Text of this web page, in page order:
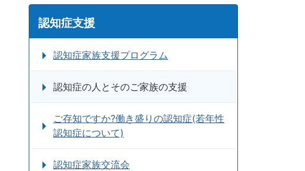
認知症支援
認知症家族支援プログラム
認知症の人とそのご家族の支援
ご存知ですか?働き盛りの認知症(若年性
認知症について)
認知症家族交流会